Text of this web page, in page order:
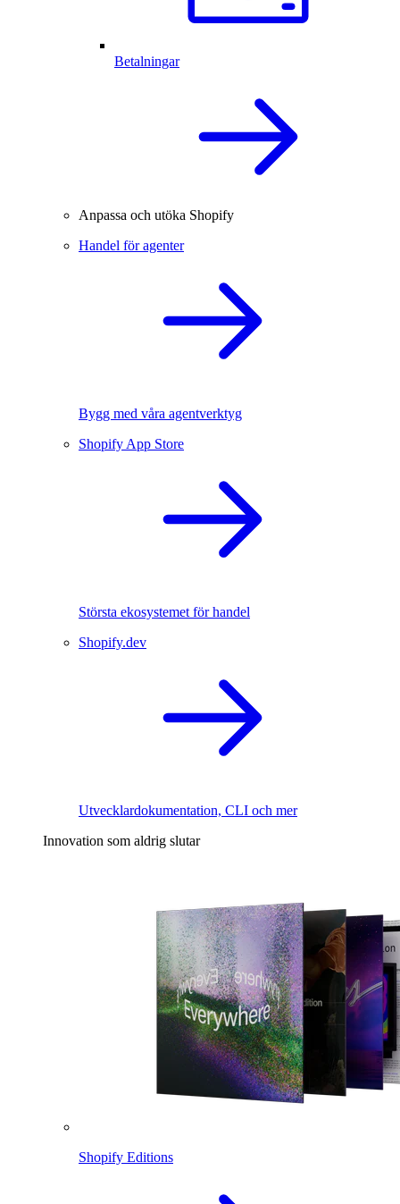
Betalningar
Anpassa och utöka Shopify
Handel för agenter
Bygg med våra agentverktyg
Shopify App Store
Största ekosystemet för handel
Shopify.dev
Utvecklardokumentation, CLI och mer
Innovation som aldrig slutar
Shopify Editions